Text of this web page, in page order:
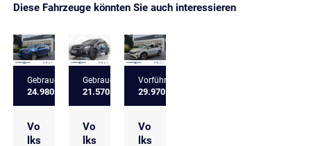
Diese Fahrzeuge könnten Sie auch interessieren
Gebrauchtfahrzeug
24.980 €
Vo
lks
Gebrauchtfahrzeug
21.570 €
Vo
lks
Vorführfahrzeug
29.970 €
Vo
lks